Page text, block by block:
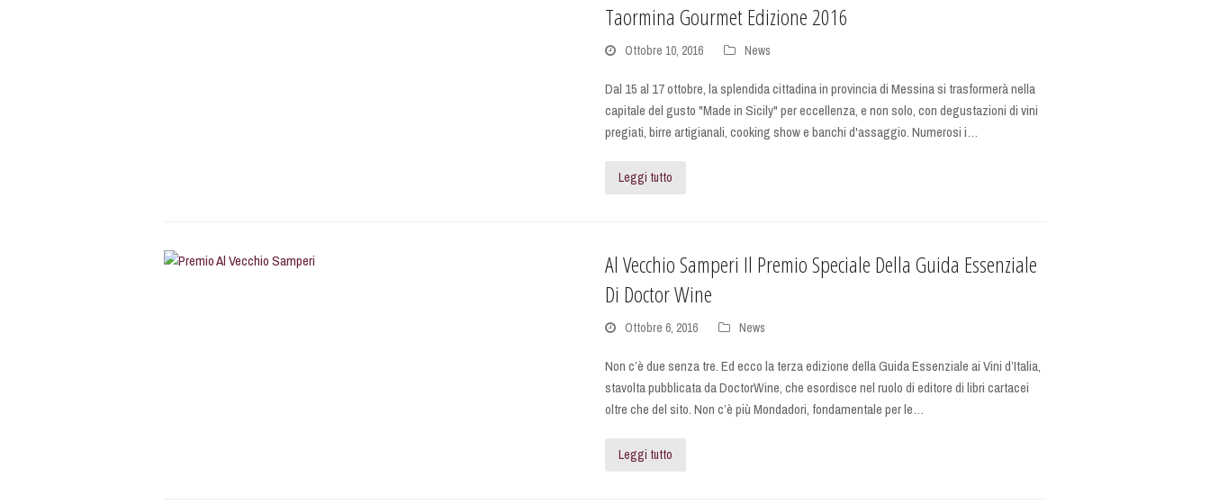
Taormina Gourmet Edizione 2016
Ottobre 10, 2016 News
Dal 15 al 17 ottobre, la splendida cittadina in provincia di Messina si trasformerà nella
capitale del gusto "Made in Sicily" per eccellenza, e non solo, con degustazioni di vini
pregiati, birre artigianali, cooking show e banchi d'assaggio. Numerosi i…
Leggi tutto
Al Vecchio Samperi Il Premio Speciale Della Guida Essenziale
Di Doctor Wine
Ottobre 6, 2016 News
Non c’è due senza tre. Ed ecco la terza edizione della Guida Essenziale ai Vini d’Italia,
stavolta pubblicata da DoctorWine, che esordisce nel ruolo di editore di libri cartacei
oltre che del sito. Non c’è più Mondadori, fondamentale per le…
Leggi tutto